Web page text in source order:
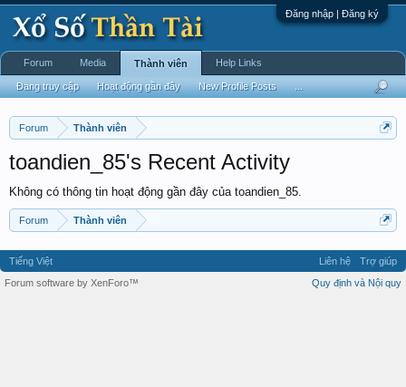
Đăng nhập | Đăng ký
Forum Thành viên
toandien_85's Recent Activity
Không có thông tin hoạt động gần đây của toandien_85.
Forum Thành viên
Forum Media Thành viên
Đang truy cập Hoạt động gần đây New Profile Posts
Help Links
Tiếng Việt Liên hệ
Trợ giúp
Quy định và Nội quy
Forum software by XenForo™